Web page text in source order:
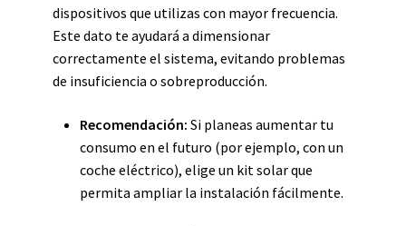
dispositivos que utilizas con mayor frecuencia.
Este dato te ayudará a dimensionar
correctamente el sistema, evitando problemas
de insuficiencia o sobreproducción.
Recomendación: Si planeas aumentar tu
consumo en el futuro (por ejemplo, con un
coche eléctrico), elige un kit solar que
permita ampliar la instalación fácilmente.